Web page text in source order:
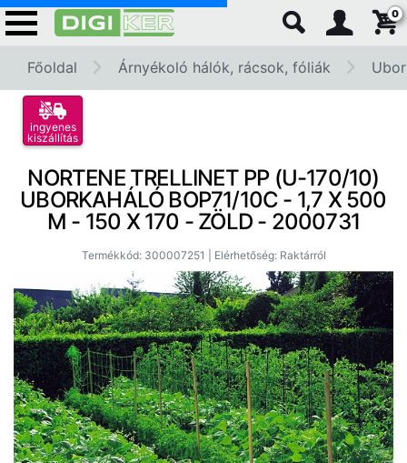
0
Főoldal Árnyékoló hálók, rácsok, fóliák
ingyenes
kiszállítás
NORTENE TRELLINET PP (U-170/10)
UBORKAHÁLÓ BOP71/10C - 1,7 X 500
M - 150 X 170 - ZÖLD - 2000731
Termékkód: 300007251 | Elérhetőség: Raktárról